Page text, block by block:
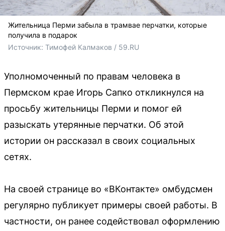
Жительница Перми забыла в трамвае перчатки, которые
получила в подарок
Источник: Тимофей Калмаков / 59.RU
Уполномоченный по правам человека в
Пермском крае Игорь Сапко откликнулся на
просьбу жительницы Перми и помог ей
разыскать утерянные перчатки. Об этой
истории он рассказал в своих социальных
сетях.
На своей странице во «ВКонтакте» омбудсмен
регулярно публикует примеры своей работы. В
частности, он ранее содействовал оформлению